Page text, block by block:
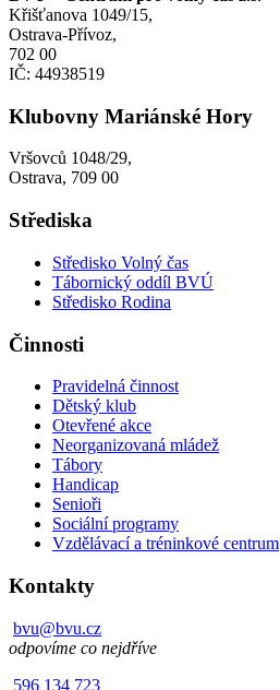
Křišťanova 1049/15,
Ostrava-Přívoz,
702 00
IČ: 44938519
Klubovny Mariánské Hory
Vršovců 1048/29,
Ostrava, 709 00
Střediska
Středisko Volný čas
Tábornický oddíl BVÚ
Středisko Rodina
Činnosti
Pravidelná činnost
Dětský klub
Otevřené akce
Neorganizovaná mládež
Tábory
Handicap
Senioři
Sociální programy
Vzdělávací a tréninkové centrum
Kontakty
bvu@bvu.cz
odpovíme co nejdříve
596 134 723